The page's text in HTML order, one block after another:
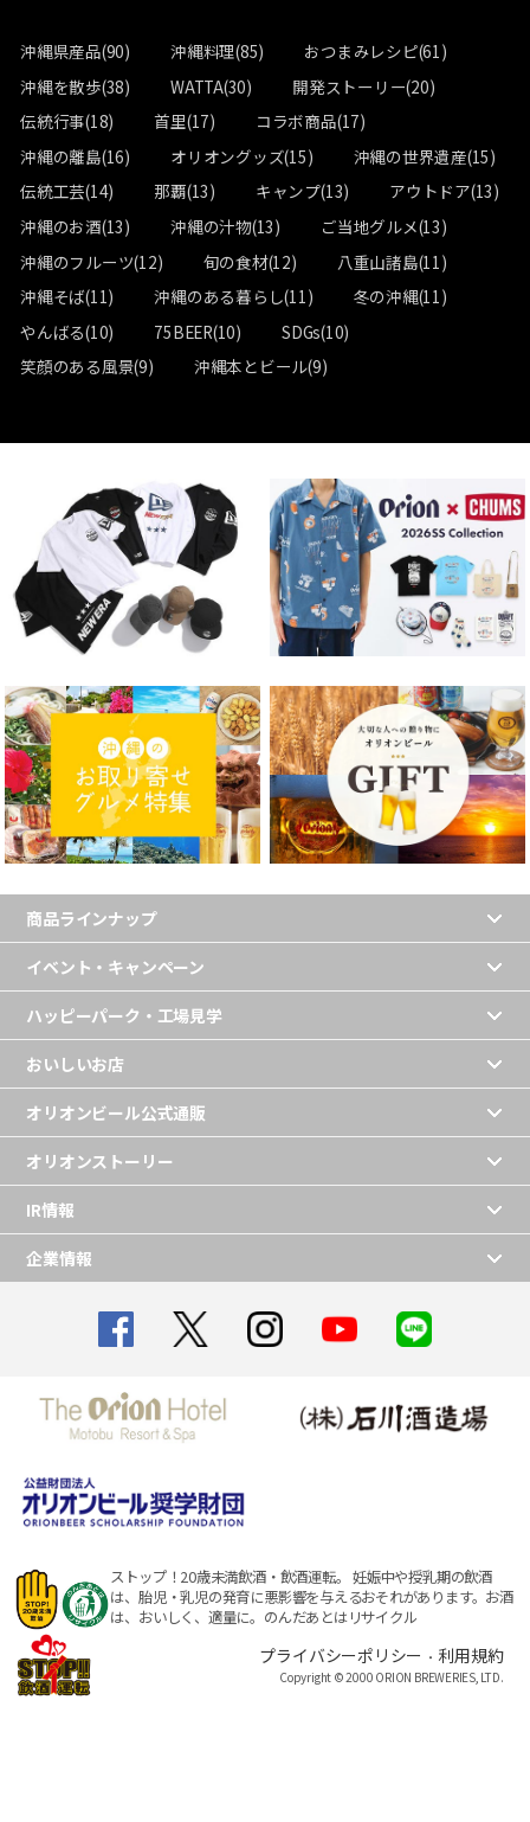
沖縄県産品(90) 沖縄料理(85)
おつまみレシピ(61)
沖縄を散歩(38)
WATTA(30)
開発ストーリー(20)
伝統行事(18)
首里(17)
コラボ商品(17)
沖縄の離島(16)
オリオングッズ(15)
沖縄の世界遺産(15)
伝統工芸(14)
那覇(13) キャンプ(13)
アウトドア(13)
沖縄のお酒(13)
沖縄の汁物(13)
ご当地グルメ(13)
沖縄のフルーツ(12)
旬の食材(12)
八重山諸島(11)
沖縄そば(11)
沖縄のある暮らし(11)
冬の沖縄(11)
やんばる(10)
75BEER(10)
SDGs(10)
笑顔のある風景(9)
沖縄本とビール(9)
商品ラインナップ
イベント・キャンペーン
ハッピーパーク・工場見学
おいしいお店
オリオンビール公式通販
オリオンストーリー
IR情報
企業情報
ストップ！20歳未満飲酒・飲酒運転。 妊娠中や授乳期の飲酒
は、胎児・乳児の発育に悪影響を与えるおそれがあります。 お酒
は、おいしく、適量に。のんだあとはリサイクル
プライバシーポリシー ・ 利用規約
Copyright © 2000 ORION BREWERIES, LTD.